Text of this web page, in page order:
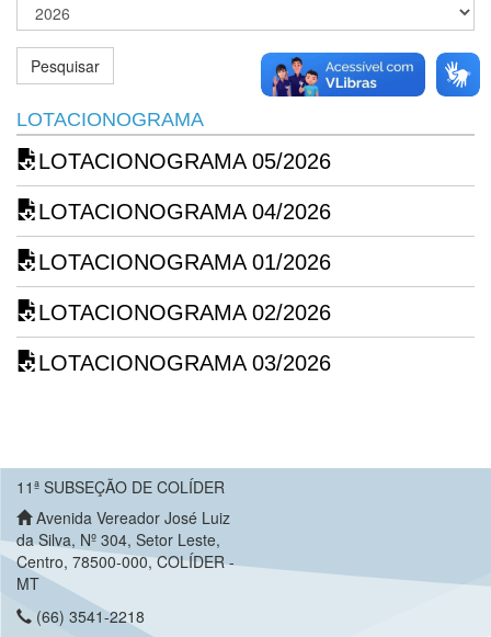
LOTACIONOGRAMA
LOTACIONOGRAMA 05/2026
LOTACIONOGRAMA 04/2026
LOTACIONOGRAMA 01/2026
LOTACIONOGRAMA 02/2026
LOTACIONOGRAMA 03/2026
11ª SUBSEÇÃO DE COLÍDER
Avenida Vereador José Luiz
da Silva, Nº 304, Setor Leste,
Centro, 78500-000, COLÍDER -
MT
(66) 3541-2218